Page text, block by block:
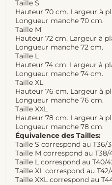
Taille S
Hauteur 70 cm. Largeur à
Longueur manche 70 cm.
Taille M
Hauteur 72 cm. Largeur à
Longueur manche 72 cm.
Taille L
Hauteur 74 cm. Largeur à
Longueur manche 74 cm.
Taille XL
Hauteur 76 cm. Largeur à
Longueur manche 76 cm.
Taille XXL
Hauteur 78 cm. Largeur à
Longueur manche 78 cm.
Équivalence des Tailles:
Taille S correspond au T36/
Taille M correspond au T38/
Taille L correspond au T40/
Taille XL correspond au
Taille XXL correspond au